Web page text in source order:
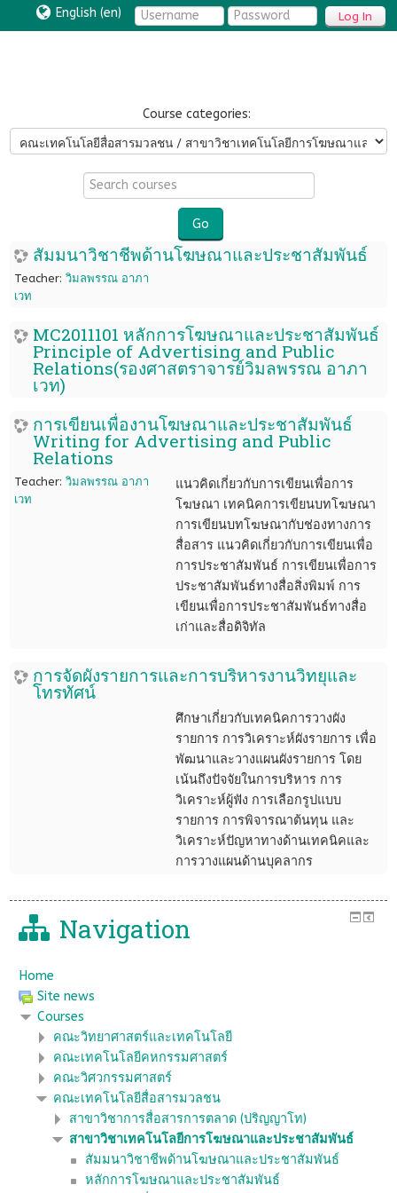
Log In
English ‎(en)‎
Course categories:
Search
courses
Go
สัมมนาวิชาชีพด้านโฆษณาและประชาสัมพันธ์
Teacher:วิมลพรรณ อาภา
เวท
MC2011101 หลักการโฆษณาและประชาสัมพันธ์
Principle of Advertising and Public
Relations(รองศาสตราจารย์วิมลพรรณ อาภา
เวท)
การเขียนเพื่องานโฆษณาและประชาสัมพันธ์
Writing for Advertising and Public
Relations
แนวคิดเกี่ยวกับการเขียนเพื่อการ
โฆษณา เทคนิคการเขียนบทโฆษณา
การเขียนบทโฆษณากับช่องทางการ
สื่อสาร แนวคิดเกี่ยวกับการเขียนเพื่อ
การประชาสัมพันธ์ การเขียนเพื่อการ
ประชาสัมพันธ์ทางสื่อสิ่งพิมพ์ การ
เขียนเพื่อการประชาสัมพันธ์ทางสื่อ
เก่าและสื่อดิจิทัล
Teacher:วิมลพรรณ อาภา
เวท
การจัดผังรายการและการบริหารงานวิทยุและ
โทรทัศน์
ศึกษาเกี่ยวกับเทคนิคการวางผัง
รายการ การวิเคราะห์ผังรายการ เพื่อ
พัฒนาและวางแผนผังรายการ โดย
เน้นถึงปัจจัยในการบริหาร การ
วิเคราะห์ผู้ฟัง การเลือกรูปแบบ
รายการ การพิจารณาต้นทุน และ
วิเคราะห์ปัญหาทางด้านเทคนิคและ
การวางแผนด้านบุคลากร
Navigation
Home
Site news
Courses
คณะวิทยาศาสตร์และเทคโนโลยี
คณะเทคโนโลยีคหกรรมศาสตร์
คณะวิศวกรรมศาสตร์
คณะเทคโนโลยีสื่อสารมวลชน
สาขาวิชาการสื่อสารการตลาด (ปริญญาโท)
สาขาวิชาเทคโนโลยีการโฆษณาและประชาสัมพันธ์
สัมมนาวิชาชีพด้านโฆษณาและประชาสัมพันธ์
หลักการโฆษณาและประชาสัมพันธ์